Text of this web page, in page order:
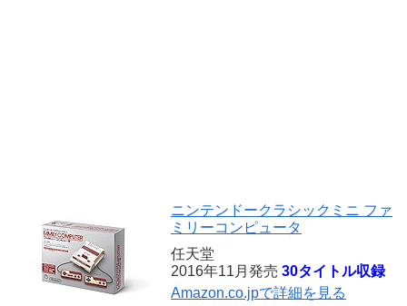
ニンテンドークラシックミニ ファ
ミリーコンピュータ
任天堂
2016年11月発売 30タイトル収録
Amazon.co.jpで詳細を見る